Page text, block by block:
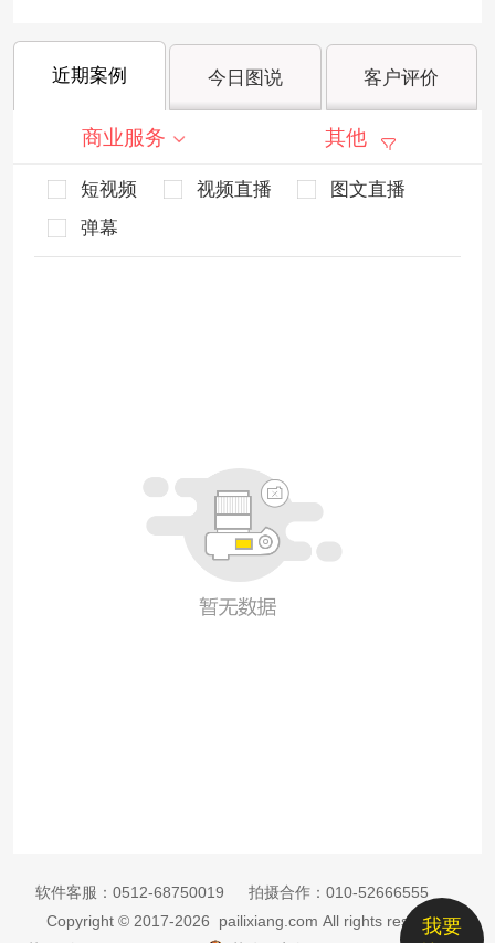
近期案例 今日图说 客户评价
商业服务 其他
短视频 视频直播
图文直播
弹幕
我要
软件客服： 0512-68750019 拍摄合作： 010-52666555
Copyright © 2017-2026 pailixiang.com All rights reserved